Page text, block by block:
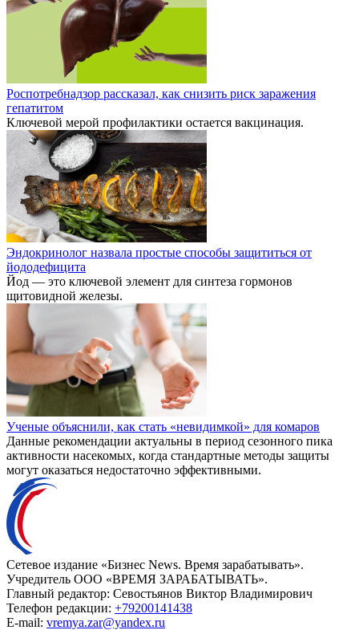
Роспотребнадзор рассказал, как снизить риск заражения
гепатитом
Ключевой мерой профилактики остается вакцинация.
Эндокринолог назвала простые способы защититься от
йододефицита
Йод — это ключевой элемент для синтеза гормонов
щитовидной железы.
Ученые объяснили, как стать «невидимкой» для комаров
Данные рекомендации актуальны в период сезонного пика
активности насекомых, когда стандартные методы защиты
могут оказаться недостаточно эффективными.
Сетевое издание «Бизнес News. Время зарабатывать».
Учредитель ООО «ВРЕМЯ ЗАРАБАТЫВАТЬ».
Главный редактор: Севостьянов Виктор Владимирович
Телефон редакции: +79200141438
E-mail: vremya.zar@yandex.ru